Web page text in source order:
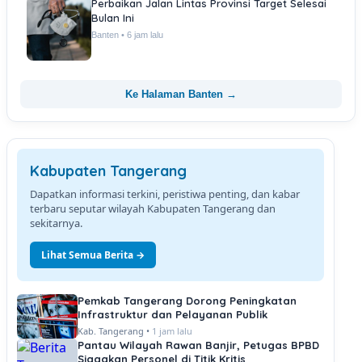
Perbaikan Jalan Lintas Provinsi Target Selesai
Bulan Ini
Banten • 6 jam lalu
Ke Halaman Banten →
Kabupaten Tangerang
Dapatkan informasi terkini, peristiwa penting, dan kabar
terbaru seputar wilayah Kabupaten Tangerang dan
sekitarnya.
Lihat Semua Berita →
Pemkab Tangerang Dorong Peningkatan
Infrastruktur dan Pelayanan Publik
Kab. Tangerang • 1 jam lalu
Pantau Wilayah Rawan Banjir, Petugas BPBD
Siagakan Personel di Titik Kritis